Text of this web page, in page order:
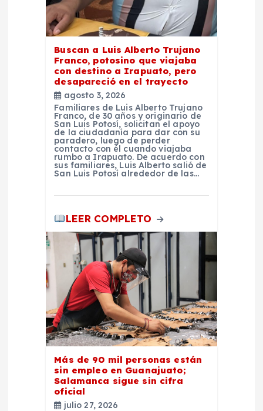
Buscan a Luis Alberto Trujano
Franco, potosino que viajaba
con destino a Irapuato, pero
desapareció en el trayecto
agosto 3, 2026
Familiares de Luis Alberto Trujano
Franco, de 30 años y originario de
San Luis Potosí, solicitan el apoyo
de la ciudadanía para dar con su
paradero, luego de perder
contacto con él cuando viajaba
rumbo a Irapuato. De acuerdo con
sus familiares, Luis Alberto salió de
San Luis Potosí alrededor de las…
LEER COMPLETO
Más de 90 mil personas están
sin empleo en Guanajuato;
Salamanca sigue sin cifra
oficial
julio 27, 2026